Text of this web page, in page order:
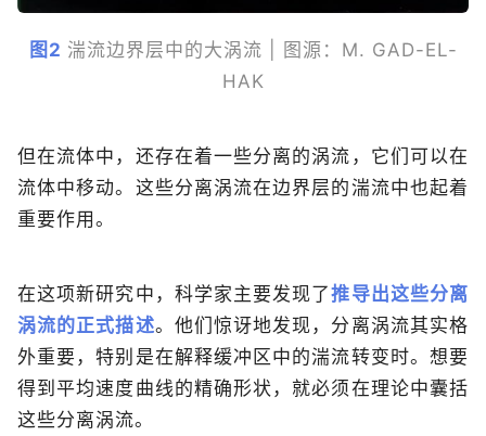
图2 湍流边界层中的大涡流 | 图源：M. GAD-EL-
HAK
但在流体中，还存在着一些分离的涡流，它们可以在
流体中移动。这些分离涡流在边界层的湍流中也起着
重要作用。
在这项新研究中，科学家主要发现了推导出这些分离
涡流的正式描述。他们惊讶地发现，分离涡流其实格
外重要，特别是在解释缓冲区中的湍流转变时。想要
得到平均速度曲线的精确形状，就必须在理论中囊括
这些分离涡流。